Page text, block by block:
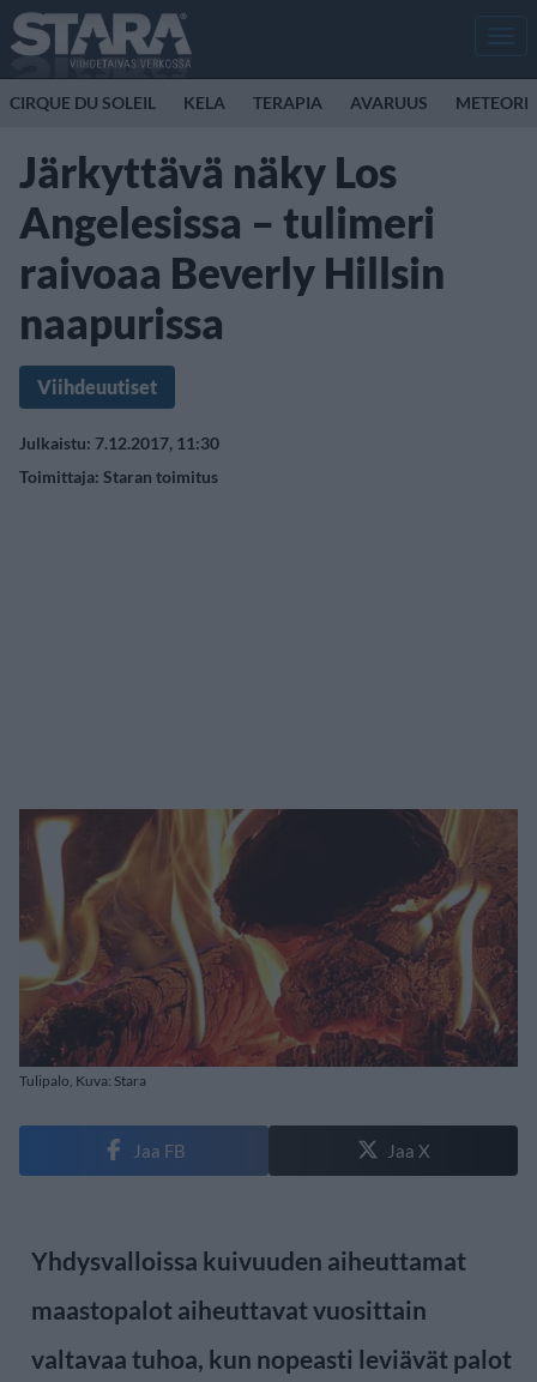
CIRQUE DU SOLEIL KELA TERAPIA AVARUUS METEORI
Järkyttävä näky Los
Angelesissa – tulimeri
raivoaa Beverly Hillsin
naapurissa
Viihdeuutiset
Julkaistu: 7.12.2017, 11:30
Toimittaja: Staran toimitus
Tulipalo, Kuva: Stara
Jaa FB Jaa X
Yhdysvalloissa kuivuuden aiheuttamat
maastopalot aiheuttavat vuosittain
valtavaa tuhoa, kun nopeasti leviävät palot